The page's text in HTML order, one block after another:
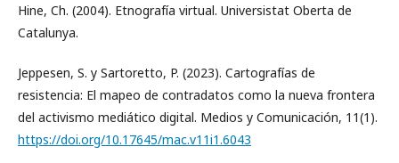
Hine, Ch. (2004). Etnografía virtual. Universistat Oberta de
Catalunya.
Jeppesen, S. y Sartoretto, P. (2023). Cartografías de
resistencia: El mapeo de contradatos como la nueva frontera
del activismo mediático digital. Medios y Comunicación, 11(1).
https://doi.org/10.17645/mac.v11i1.6043